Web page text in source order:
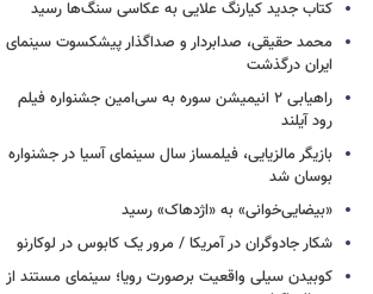
کتاب جدید کیارنگ علایی به عکاسی سنگ‌ها رسید
محمد حقیقی، صدابردار و صداگذار پیشکسوت سینمای
ایران درگذشت
راهیابی ۲ انیمیشن سوره به سی‌امین جشنواره فیلم
رود آیلند
بازیگر مالزیایی، فیلمساز سال سینمای آسیا در جشنواره
بوسان شد
«بیضایی‌خوانی» به «اژدهاک» رسید
شکار جادوگران در آمریکا / مرور یک کابوس در لوکارنو
کوبیدن سیلی واقعیت برصورت رویا؛ سینمای مستند از